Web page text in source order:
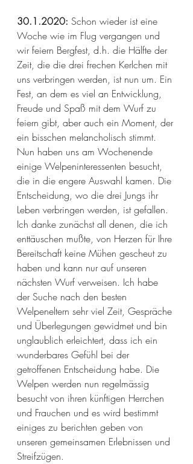
30.1.2020: Schon wieder ist eine
Woche wie im Flug vergangen und
wir feiern Bergfest, d.h. die Hälfte der
Zeit, die die drei frechen Kerlchen mit
uns verbringen werden, ist nun um. Ein
Fest, an dem es viel an Entwicklung,
Freude und Spaß mit dem Wurf zu
feiern gibt, aber auch ein Moment, der
ein bisschen melancholisch stimmt.
Nun haben uns am Wochenende
einige Welpeninteressenten besucht,
die in die engere Auswahl kamen. Die
Entscheidung, wo die drei Jungs ihr
Leben verbringen werden, ist gefallen.
Ich danke zunächst all denen, die ich
enttäuschen mußte, von Herzen für Ihre
Bereitschaft keine Mühen gescheut zu
haben und kann nur auf unseren
nächsten Wurf verweisen. Ich habe
der Suche nach den besten
Welpeneltern sehr viel Zeit, Gespräche
und Überlegungen gewidmet und bin
unglaublich erleichtert, dass ich ein
wunderbares Gefühl bei der
getroffenen Entscheidung habe. Die
Welpen werden nun regelmässig
besucht von ihren künftigen Herrchen
und Frauchen und es wird bestimmt
einiges zu berichten geben von
unseren gemeinsamen Erlebnissen und
Streifzügen.